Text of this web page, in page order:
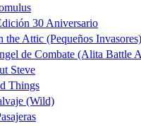
30 Aniversario
the Attic (Pequeños Invasores)
de Combate (Alita Battle
Steve
Things
(Wild)